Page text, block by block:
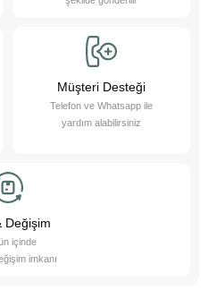
en iyi şekilde hizmet etmek için
Online petshop olarak, evcil
ve hizmeti hassasiyetle
sevimli dostlarınızın ihtiyaçlarını
artırabilirsiniz.
Müşteri Desteği
Telefon ve Whatsapp ile
yardım alabilirsiniz
Değişim
içinde
imkanı